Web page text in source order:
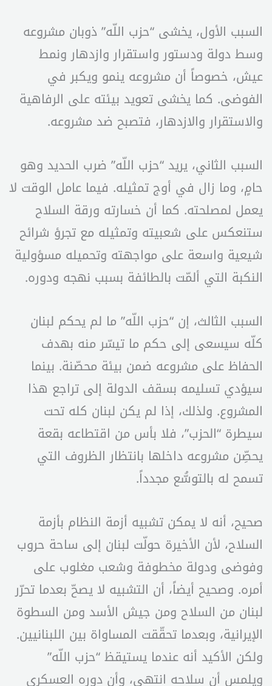
السبب الأول، يخشى “حزب اللّه” ذوبان مشروعه
وسط دولة ودستور واستقرار وازدهار ونمط
عيش، خصوصاً أن مشروعه ينمو ويكبر في
الفوضى. كما يخشى تعويد بيئته على الرفاهية
والاستقرار والازدهار، فتصبح ضد مشروعه.
السبب الثاني، يريد “حزب اللّه” ضرب الحديد وهو
حامٍ، وما زال في أوج تمثيله. فيما عامل الوقت لا
يعمل لمصلحته. كما أن خسارته ورقة السلاح
ستنعكس على شعبيته وتمثيله مع تجرؤ شرائح
شيعية واسعة على مواجهته وتحميله مسؤولية
النكبة التي ألمّت بالطائفة بسبب نهجه ودوره.
السبب الثالث، إن “حزب اللّه” ما لم يحكم لبنان
كلّه سيسعى إلى حكم ما تيسّر منه بهدف
الحفاظ على مشروعه ضمن بيئة محصّنة. بينما
سيؤدي تسليمه بسقف الدولة إلى تراجع هذا
المشروع. ولذلك، إذا لم يكن لبنان كله تحت
سيطرة “الحزب”، فلا بأس من اقتطاعه بقعة
يحصِّن مشروعه داخلها بانتظار الظروف التي
تسمح له بالتوسُّع مجدداً.
صحيح، أنه لا يمكن تشبيه أزمة النظام بأزمة
السلاح، لأن الأخيرة حولّت لبنان إلى ساحة حروب
وفوضى ودولة مخطوفة وشعب مغلوب على
أمره. وصحيح أيضاً، أن التشبيه لا يصحّ بعدما تحرّر
لبنان من السلاح ومن جيش الأسد ومن السطوة
الإيرانية، وبعدما تحقّقت المساواة بين اللبنانيين.
ولكن الأكيد أنه عندما يستيقظ “حزب اللّه”
ويلمس أن سلاحه انتهى، وأن دوره العسكري